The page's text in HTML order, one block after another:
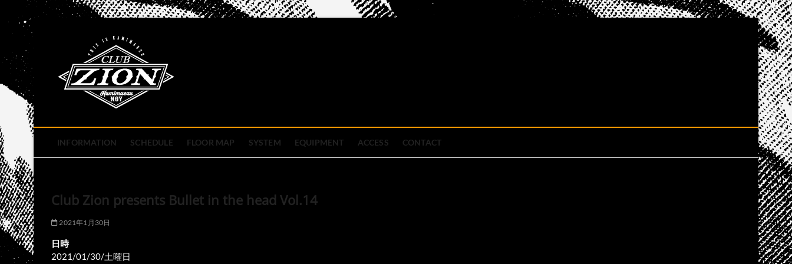
content
INFORMATION SCHEDULE FLOOR MAP SYSTEM EQUIPMENT ACCESS CONTACT
Club Zion presents Bullet in the head Vol.14
2021年1月30日
日時
2021/01/30/土曜日